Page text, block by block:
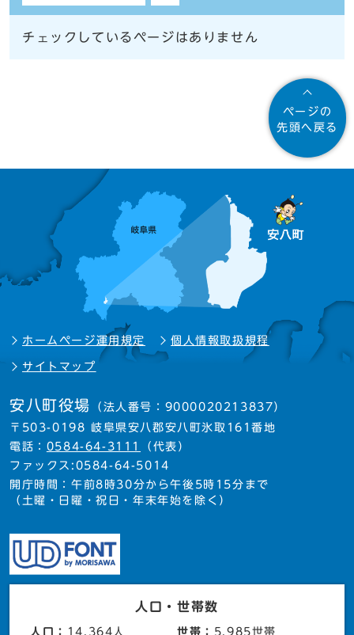
チェックしているページはありません
ページの
先頭へ戻る
ホームページ運用規定 個人情報取扱規程
サイトマップ
安八町役場 （法人番号：9000020213837）
〒503-0198 岐阜県安八郡安八町氷取161番地
電話： 0584-64-3111
（代表）
ファックス:0584-64-5014
開庁時間：午前8時30分から午後5時15分まで
（土曜・日曜・祝日・年末年始を除く）
人口・世帯数
人口： 14,364人 世帯： 5,985世帯